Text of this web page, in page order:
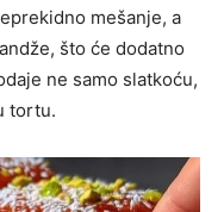
mešanje, a
što će dodatno
ne samo slatkoću,
tortu.